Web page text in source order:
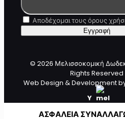
Αποδέχομαι τους όρους
© 2026 Μελισσοκομική
Rights Reserved
Web Design & Development
Y
ΑΣΦΑΛΕΙΑ